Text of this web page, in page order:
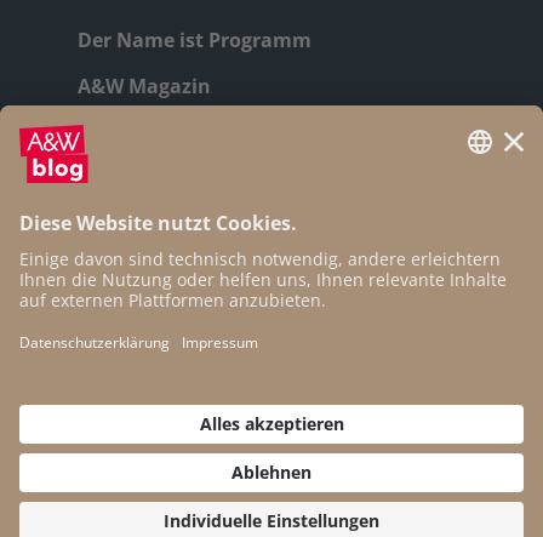
Der Name ist Programm
A&W Magazin
Geschichte
Autor:innen
Newsletter
Open Access
Impressum
Datenschutz